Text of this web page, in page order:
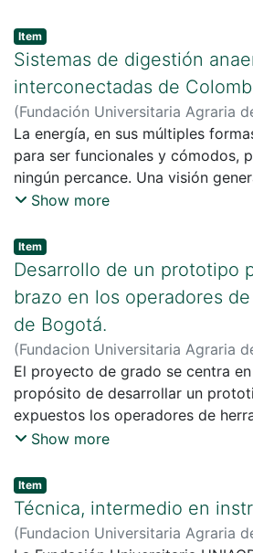
Item
Sistemas de digestión
interconectadas de
(Fundación Universitaria Agraria
Brahian Ferney
La energía, en sus múltiples
para ser funcionales y cómodos,
ningún percance. Una visión
logrado una de las mejores
también una buena
calidad de energía, aspecto en el
colombiana que aún no tiene
energéticas adecuadas para
medios para que más hogares y
energía en bienestar (Promigas,
Show more
Item
Desarrollo de un prototipo
brazo en los operadores
de Bogotá.
(Fundacion Universitaria Agraria
Stefania;Sandra , Torres ;Miguel ,
El proyecto de grado se centra
propósito de desarrollar un
expuestos los operadores de
permitan la gestión de este
Industrial.
Show more
Item
Técnica, intermedio en
(Fundacion Universitaria Agraria